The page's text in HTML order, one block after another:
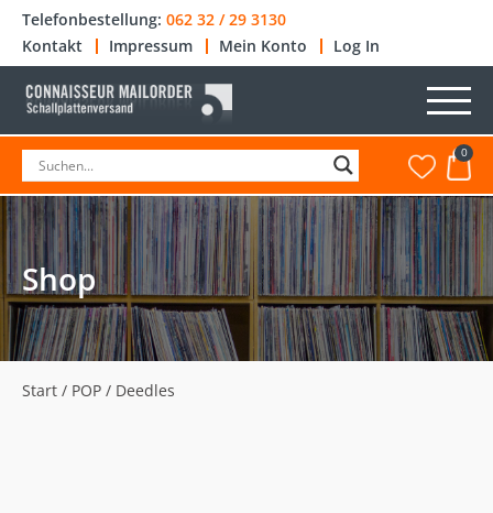
Telefonbestellung: 062 32 / 29 3130
Kontakt
Impressum Mein Konto Log In
0
Shop
Start / POP / Deedles